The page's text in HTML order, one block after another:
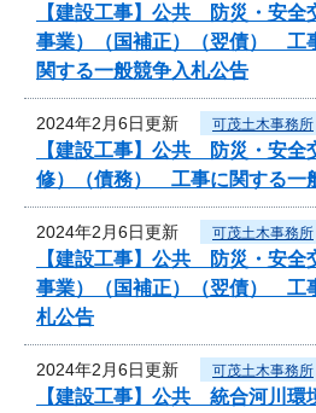
【建設工事】公共 防災・安全
事業）（国補正）（翌債） 工
関する一般競争入札公告
2024年2月6日更新 可茂土木事務所
【建設工事】公共 防災・安全
修）（債務） 工事に関する一
2024年2月6日更新 可茂土木事務所
【建設工事】公共 防災・安全
事業）（国補正）（翌債） 工
札公告
2024年2月6日更新 可茂土木事務所
【建設工事】公共 統合河川環